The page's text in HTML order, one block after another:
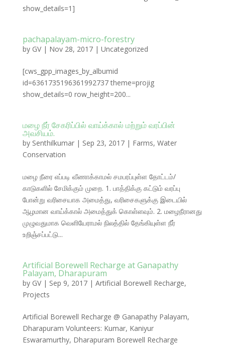
show_details=1]
pachapalayam-micro-forestry
by GV| Nov 28, 2017| Uncategorized
[cws_gpp_images_by_albumid
id=6361735196361992737 theme=projig
show_details=0 row_height=200...
மழை நீர் சேகரிப்பில் வாய்க்கால் மற்றும் வரப்பின்
அவசியம்.
by Senthilkumar| Sep 23, 2017| Farms, Water
Conservation
மழை நீரை எப்படி வீணாக்காமல் சமபரப்புள்ள தோட்டம்/
காடுகளில் சேமிக்கும் முறை. 1. பாத்திக்கு கட்டும் வரப்பு
போன்று வரிசையாக அமைத்து, வரிசைகளுக்கு இடையில்
ஆழமான வாய்க்கால் அமைத்துக் கொள்ளவும். 2. மழைநீரானது
முழுவதுமாக வெளியேராமல் நிலத்தில் தேங்கியுள்ள நீர்
உறிஞ்சப்பட்டு...
Artificial Borewell Recharge at Ganapathy
Palayam, Dharapuram
by GV| Sep 9, 2017| Artificial Borewell Recharge,
Projects
Artificial Borewell Recharge @ Ganapathy Palayam,
Dharapuram Volunteers: Kumar, Kaniyur
Eswaramurthy, Dharapuram Borewell Recharge